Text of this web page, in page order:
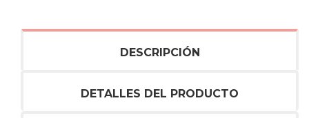
DESCRIPCIÓN
DETALLES DEL PRODUCTO